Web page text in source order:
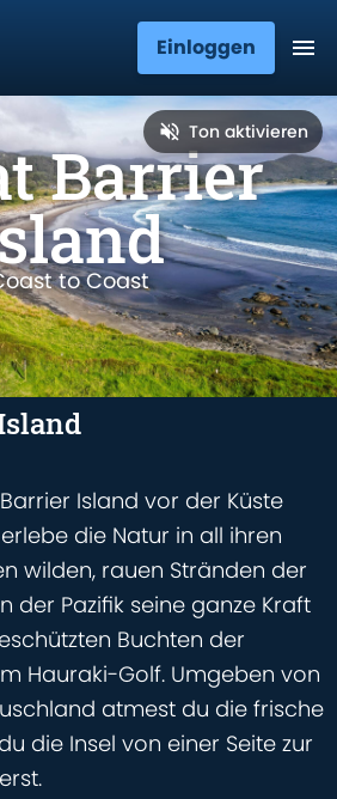
Einloggen
Ton aktivieren
Barrier
to Coast
Island vor der Küste
die Natur in all ihren
wilden, rauen Stränden der
der Pazifik seine ganze Kraft
Buchten der
Hauraki-Golf. Umgeben von
atmest du die frische
die Insel von einer Seite zur